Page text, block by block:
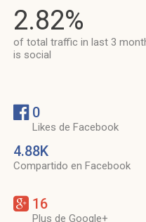
2.82%
of total traffic in last 3
is social
0
Likes de Facebook
4.88K
Compartido en Facebook
16
Plus de Google+